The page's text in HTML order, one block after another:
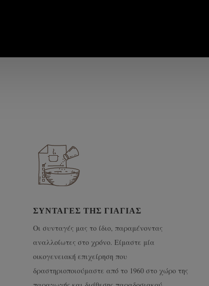
ΣΥΝΤΑΓΈΣ ΤΗΣ ΓΙΑΓΙΆΣ
Οι συνταγές μας το ίδιο, παραμένοντας
αναλλοίωτες στο χρόνο. Είμαστε μία
οικογενειακή επιχείρηση που
δραστηριοποιούμαστε από το 1960 στο χώρο της